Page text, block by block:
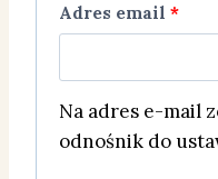
Adres email *W
Na adres e-mail
odnośnik do